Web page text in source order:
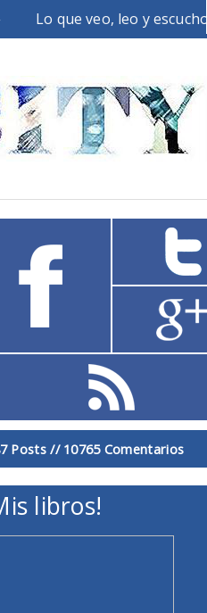
Lo que veo, leo y escucho
Posts // 10765 Comentarios
libros!